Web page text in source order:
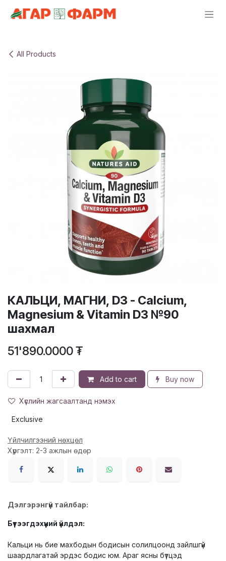
All Products
КАЛЬЦИ, МАГНИ, D3 - Calcium,
Magnesium & Vitamin D3 №90
шахмал
51'890.0000₮
Add to cart Buy now
Хүслийн жагсаалтанд нэмэх
Exclusive
Үйлчилгээний нөхцөл
Хүргэлт: 2-3 ажлын өдөр
Дэлгэрэнгүй тайлбар:
Бүтээгдэхүүний үйлдэл:
Кальци нь бие махбодын бодисын солилцоонд зайлшгүй
шаардлагатай эрдэс бодис юм. Араг ясны бүтцэд